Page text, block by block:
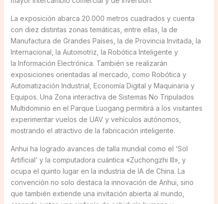
La exposición abarca 20.000 metros cuadrados y cuenta
con diez distintas zonas temáticas, entre ellas, la de
Manufactura de Grandes Países, la de Provincia Invitada, la
Internacional, la Automotriz, la Robótica Inteligente y
la Información Electrónica. También se realizarán
exposiciones orientadas al mercado, como Robótica y
Automatización Industrial, Economía Digital y Maquinaria y
Equipos. Una Zona interactiva de Sistemas No Tripulados
Multidominio en el Parque Luogang permitirá a los visitantes
experimentar vuelos de UAV y vehículos autónomos,
mostrando el atractivo de la fabricación inteligente.
Anhui ha logrado avances de talla mundial como el ‘Sol
Artificial’ y la computadora cuántica «Zuchongzhi III», y
ocupa el quinto lugar en la industria de IA de China. La
convención no solo destaca la innovación de Anhui, sino
que también extiende una invitación abierta al mundo,